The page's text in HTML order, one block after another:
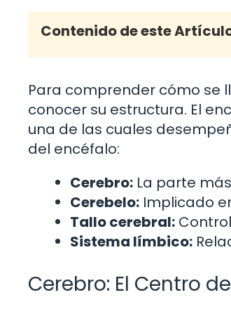
Contenido de este
Para comprender cómo se
conocer su estructura. El
una de las cuales
del encéfalo:
Cerebro: La parte
Cerebelo: Implicado
Tallo cerebral:
Sistema límbico:
Cerebro: El Centro